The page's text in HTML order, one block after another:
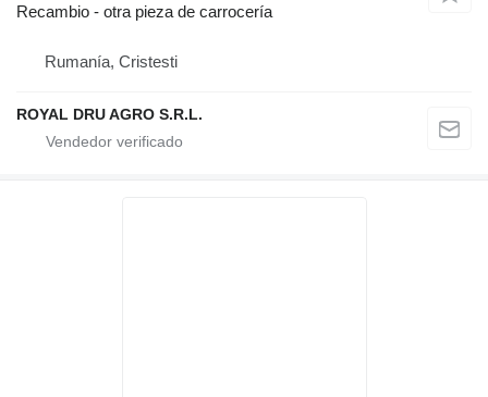
Recambio - otra pieza de carrocería
Rumanía, Cristesti
ROYAL DRU AGRO S.R.L.